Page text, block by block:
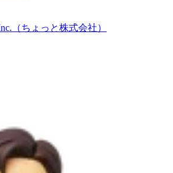
（ちょっと株式会社）